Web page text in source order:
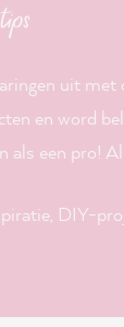
uit met
en word
als een pro!
DIY-